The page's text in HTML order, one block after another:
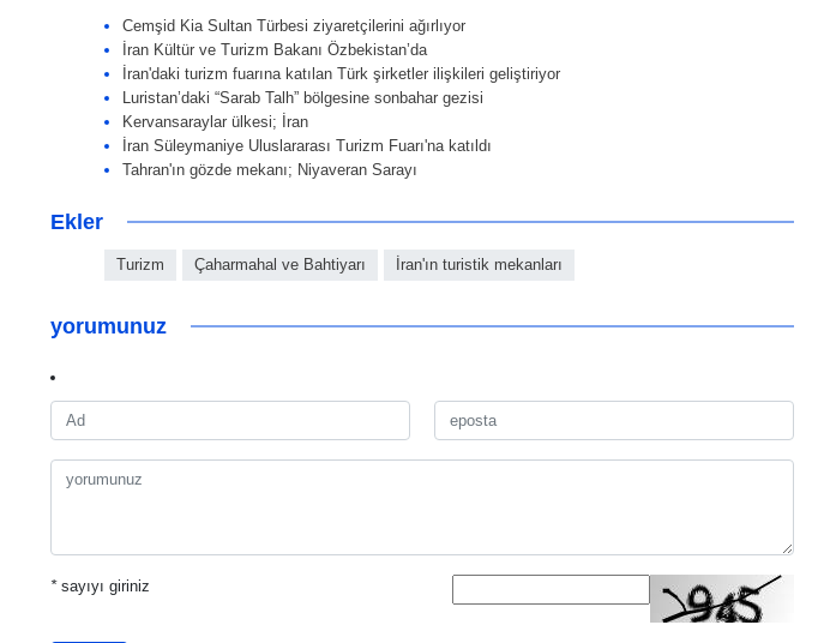
Cemşid Kia Sultan Türbesi ziyaretçilerini ağırlıyor
İran Kültür ve Turizm Bakanı Özbekistan’da
İran'daki turizm fuarına katılan Türk şirketler ilişkileri geliştiriyor
Luristan’daki “Sarab Talh” bölgesine sonbahar gezisi
Kervansaraylar ülkesi; İran
İran Süleymaniye Uluslararası Turizm Fuarı'na katıldı
Tahran'ın gözde mekanı; Niyaveran Sarayı
Ekler
Turizm Çaharmahal ve Bahtiyarı İran'ın turistik mekanları
yorumunuz
*sayıyı giriniz